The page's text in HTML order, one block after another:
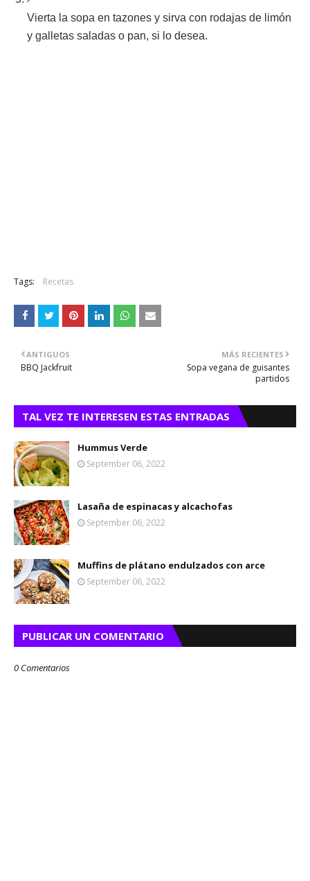
Vierta la sopa en tazones y sirva con rodajas de limón
y galletas saladas o pan, si lo desea.
Tags: Recetas
MÁS RECIENTES
Sopa vegana de guisantes
partidos
ANTIGUOS
BBQ Jackfruit
TAL VEZ TE INTERESEN ESTAS ENTRADAS
Hummus Verde
September 06, 2022
Lasaña de espinacas y alcachofas
September 06, 2022
Muffins de plátano endulzados con arce
September 06, 2022
PUBLICAR UN COMENTARIO
0 Comentarios